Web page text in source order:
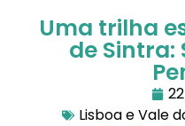
Uma trilha
de
Lisboa e Vale